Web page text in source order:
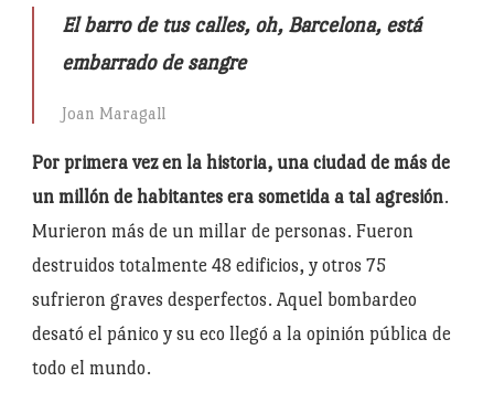
El barro de tus calles, oh, Barcelona, está
embarrado de sangre
Joan Maragall
Por primera vez en la historia, una ciudad de más de
un millón de habitantes era sometida a tal agresión.
Murieron más de un millar de personas. Fueron
destruidos totalmente 48 edificios, y otros 75
sufrieron graves desperfectos. Aquel bombardeo
desató el pánico y su eco llegó a la opinión pública de
todo el mundo.